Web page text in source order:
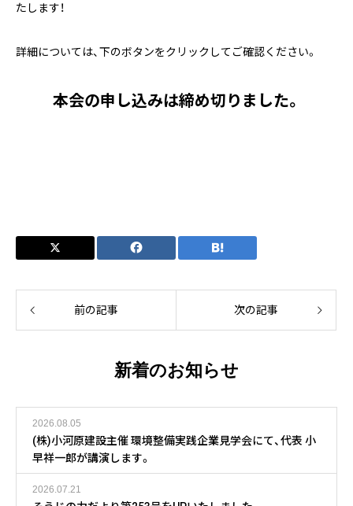
たします！
詳細については、下のボタンをクリックしてご確認ください。
本会の申し込みは締め切りました。
前の記事 次の記事
新着のお知らせ
2026.08.05
(株)小河原建設主催 環境整備実践企業見学会にて、代表 小
早祥一郎が講演します。
2026.07.21